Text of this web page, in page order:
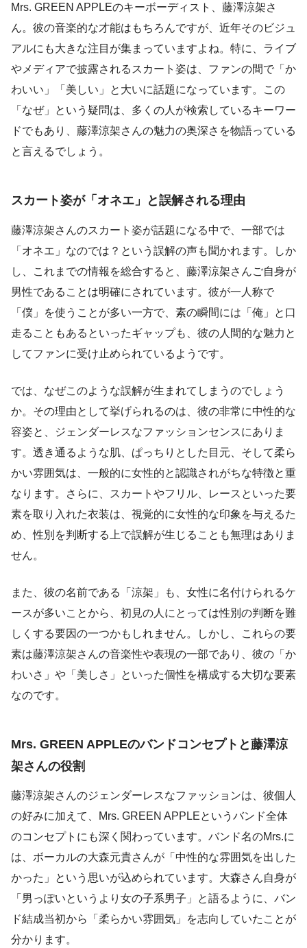
Mrs. GREEN APPLEのキーボーディスト、藤澤涼架さ
ん。彼の音楽的な才能はもちろんですが、近年そのビジュ
アルにも大きな注目が集まっていますよね。特に、ライブ
やメディアで披露されるスカート姿は、ファンの間で「か
わいい」「美しい」と大いに話題になっています。この
「なぜ」という疑問は、多くの人が検索しているキーワー
ドでもあり、藤澤涼架さんの魅力の奥深さを物語っている
と言えるでしょう。
スカート姿が「オネエ」と誤解される理由
藤澤涼架さんのスカート姿が話題になる中で、一部では
「オネエ」なのでは？という誤解の声も聞かれます。しか
し、これまでの情報を総合すると、藤澤涼架さんご自身が
男性であることは明確にされています。彼が一人称で
「僕」を使うことが多い一方で、素の瞬間には「俺」と口
走ることもあるといったギャップも、彼の人間的な魅力と
してファンに受け止められているようです。
では、なぜこのような誤解が生まれてしまうのでしょう
か。その理由として挙げられるのは、彼の非常に中性的な
容姿と、ジェンダーレスなファッションセンスにありま
す。透き通るような肌、ぱっちりとした目元、そして柔ら
かい雰囲気は、一般的に女性的と認識されがちな特徴と重
なります。さらに、スカートやフリル、レースといった要
素を取り入れた衣装は、視覚的に女性的な印象を与えるた
め、性別を判断する上で誤解が生じることも無理はありま
せん。
また、彼の名前である「涼架」も、女性に名付けられるケ
ースが多いことから、初見の人にとっては性別の判断を難
しくする要因の一つかもしれません。しかし、これらの要
素は藤澤涼架さんの音楽性や表現の一部であり、彼の「か
わいさ」や「美しさ」といった個性を構成する大切な要素
なのです。
Mrs. GREEN APPLEのバンドコンセプトと藤澤涼
架さんの役割
藤澤涼架さんのジェンダーレスなファッションは、彼個人
の好みに加えて、Mrs. GREEN APPLEというバンド全体
のコンセプトにも深く関わっています。バンド名のMrs.に
は、ボーカルの大森元貴さんが「中性的な雰囲気を出した
かった」という思いが込められています。大森さん自身が
「男っぽいというより女の子系男子」と語るように、バン
ド結成当初から「柔らかい雰囲気」を志向していたことが
分かります。